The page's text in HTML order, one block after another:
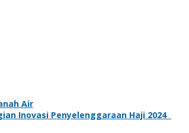
Air
Inovasi Penyelenggaraan Haji 2024